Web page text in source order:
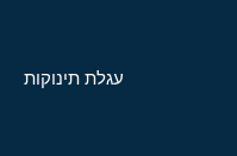
עגלת תינוקות